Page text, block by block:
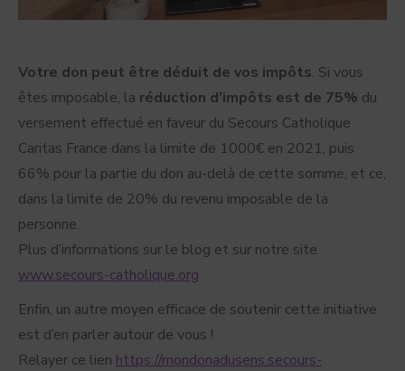
Votre don peut être déduit de vos impôts. Si vous
êtes imposable, la réduction d’impôts est de 75% du
versement effectué en faveur du Secours Catholique
Caritas France dans la limite de 1000€ en 2021, puis
66% pour la partie du don au-delà de cette somme, et ce,
dans la limite de 20% du revenu imposable de la
personne.
Plus d’informations sur le blog et sur notre site
www.secours-catholique.org
Enfin, un autre moyen efficace de soutenir cette initiative
est d’en parler autour de vous !
Relayer ce lien https://mondonadusens.secours-